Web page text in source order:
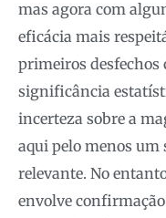
mas agora com
eficácia mais
primeiros desfechos
significância
incerteza sobre a
aqui pelo menos um
relevante. No
envolve